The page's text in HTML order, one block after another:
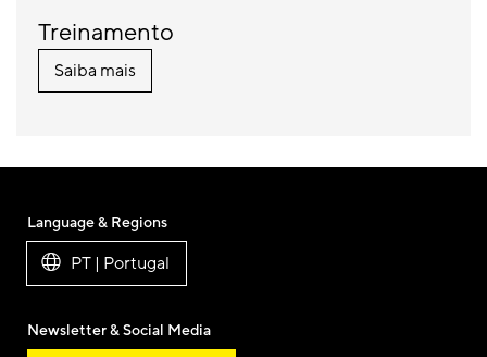
Treinamento
Saiba mais
Language & Regions
PT | Portugal
Newsletter & Social Media